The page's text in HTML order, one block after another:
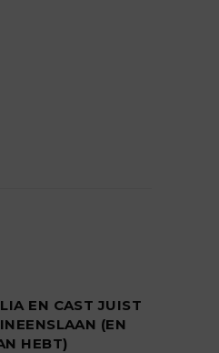
EN CAST JUIST
(EN
HEBT)